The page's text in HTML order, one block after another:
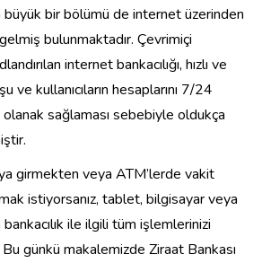
büyük bir bölümü de internet üzerinden
bulunmaktadır. Çevrimiçi
internet bankacılığı, hızlı ve
ve kullanıcıların hesaplarını 7/24
sağlaması sebebiyle oldukça
girmekten veya ATM’lerde vakit
istiyorsanız, tablet, bilgisayar veya
bankacılık ile ilgili tüm işlemlerinizi
günkü makalemizde Ziraat Bankası